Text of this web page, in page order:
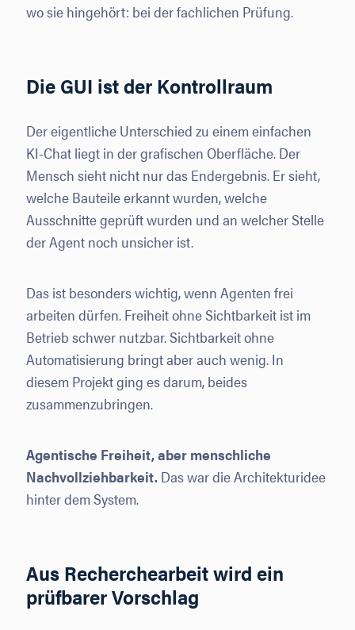
wo sie hingehört: bei der fachlichen Prüfung.
Die GUI ist der Kontrollraum
Der eigentliche Unterschied zu einem einfachen
KI-Chat liegt in der grafischen Oberfläche. Der
Mensch sieht nicht nur das Endergebnis. Er sieht,
welche Bauteile erkannt wurden, welche
Ausschnitte geprüft wurden und an welcher Stelle
der Agent noch unsicher ist.
Das ist besonders wichtig, wenn Agenten frei
arbeiten dürfen. Freiheit ohne Sichtbarkeit ist im
Betrieb schwer nutzbar. Sichtbarkeit ohne
Automatisierung bringt aber auch wenig. In
diesem Projekt ging es darum, beides
zusammenzubringen.
Agentische Freiheit, aber menschliche
Nachvollziehbarkeit. Das war die Architekturidee
hinter dem System.
Aus Recherchearbeit wird ein
prüfbarer Vorschlag